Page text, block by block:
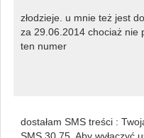
złodzieje. u mnie też jest
za 29.06.2014 chociaż nie
ten numer
dostałam SMS treści :